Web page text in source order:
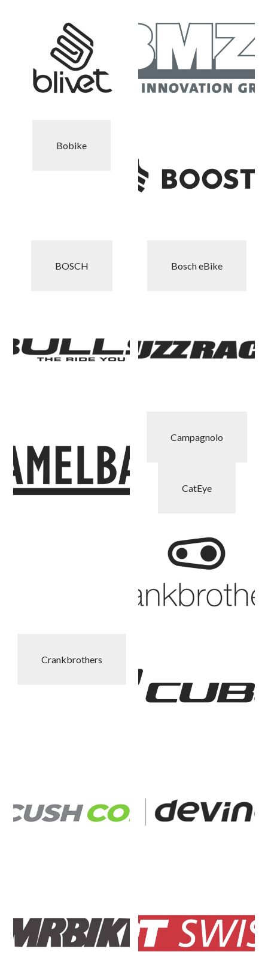
Bobike
BOSCH Bosch eBike
Campagnolo
CatEye
Crankbrothers